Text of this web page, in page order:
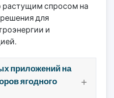
растущим спросом на
для
и
приложений на
ягодного